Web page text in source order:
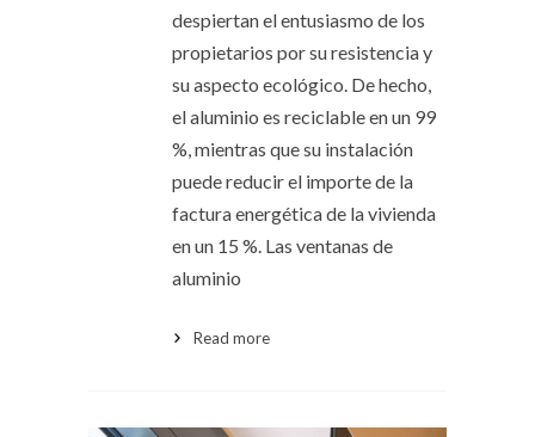
despiertan el entusiasmo de los
propietarios por su resistencia y
su aspecto ecológico. De hecho,
el aluminio es reciclable en un 99
%, mientras que su instalación
puede reducir el importe de la
factura energética de la vivienda
en un 15 %. Las ventanas de
aluminio
Read more